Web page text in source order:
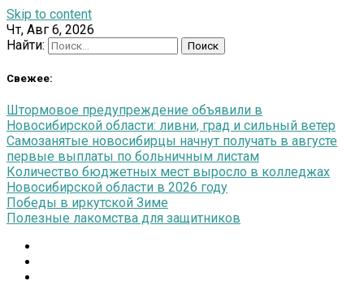
Skip to content
Чт, Авг 6, 2026
Найти:
Свежее:
Штормовое предупреждение объявили в
Новосибирской области: ливни, град и сильный ветер
Самозанятые новосибирцы начнут получать в августе
первые выплаты по больничным листам
Количество бюджетных мест выросло в колледжах
Новосибирской области в 2026 году
Победы в иркутской Зиме
Полезные лакомства для защитников